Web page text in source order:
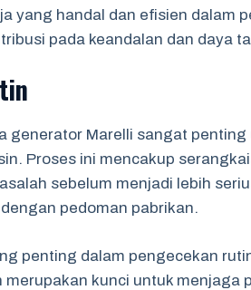
yang handal dan efisien dalam
pada keandalan dan daya
generator Marelli sangat
Proses ini mencakup
sebelum menjadi lebih
pedoman pabrikan.
penting dalam pengecekan
merupakan kunci untuk menjaga